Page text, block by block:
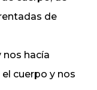
de
nos hacía
cuerpo y nos